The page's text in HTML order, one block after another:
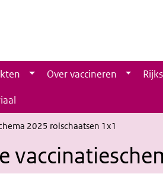
Over vaccineren
2025 rolschaatsen 1x1